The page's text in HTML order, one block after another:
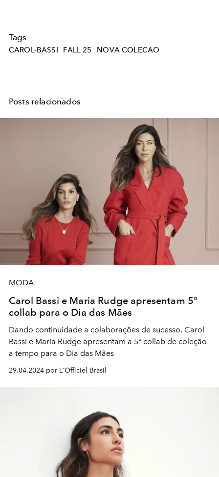
Tags
CAROL-BASSI FALL 25 NOVA COLECAO
Posts relacionados
MODA
Carol Bassi e Maria Rudge apresentam 5°
collab para o Dia das Mães
Dando continuidade a colaborações de sucesso, Carol
Bassi e Maria Rudge apresentam a 5° collab de coleção
a tempo para o Dia das Mães
29.04.2024 por L'Officiel Brasil